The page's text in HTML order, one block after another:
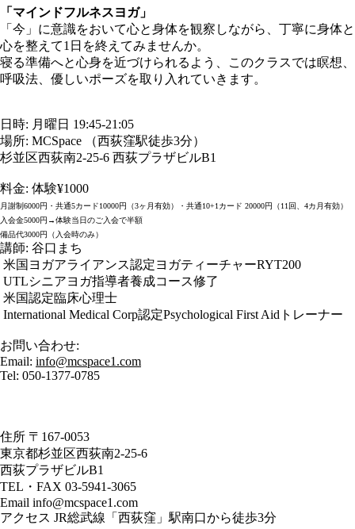
「マインドフルネスヨガ」
「今」に意識をおいて心と身体を観察しながら、丁寧に身体と
心を整えて1日を終えてみませんか。
寝る準備へと心身を近づけられるよう、このクラスでは瞑想、
呼吸法、優しいポーズを取り入れていきます。
日時: 月曜日 19:45-21:05
場所: MCSpace （西荻窪駅徒歩3分）
杉並区西荻南2-25-6 西荻プラザビルB1
料金: 体験¥1000
月謝制6000円・共通5カード10000円（3ヶ月有効）・共通10+1カード 20000円（11回、4カ月有効）
入会金5000円→体験当日のご入会で半額
備品代3000円（入会時のみ）
講師: 谷口まち
米国ヨガアライアンス認定ヨガティーチャーRYT200
UTLシニアヨガ指導者養成コース修了
米国認定臨床心理士
International Medical Corp認定Psychological First Aidトレーナー
お問い合わせ:
Email: info@mcspace1.com
Tel: 050-1377-0785
住所 〒167-0053
東京都杉並区西荻南2-25-6
西荻プラザビルB1
TEL・FAX 03-5941-3065
Email info@mcspace1.com
アクセス JR総武線「西荻窪」駅南口から徒歩3分